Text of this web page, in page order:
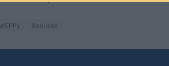
Sanidad